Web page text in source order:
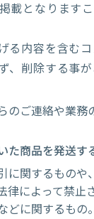
載となります
る内容を含む
、削除する事が
のご連絡や業務
た商品を発送す
に関するものや
律によって禁止
どに関するもの。